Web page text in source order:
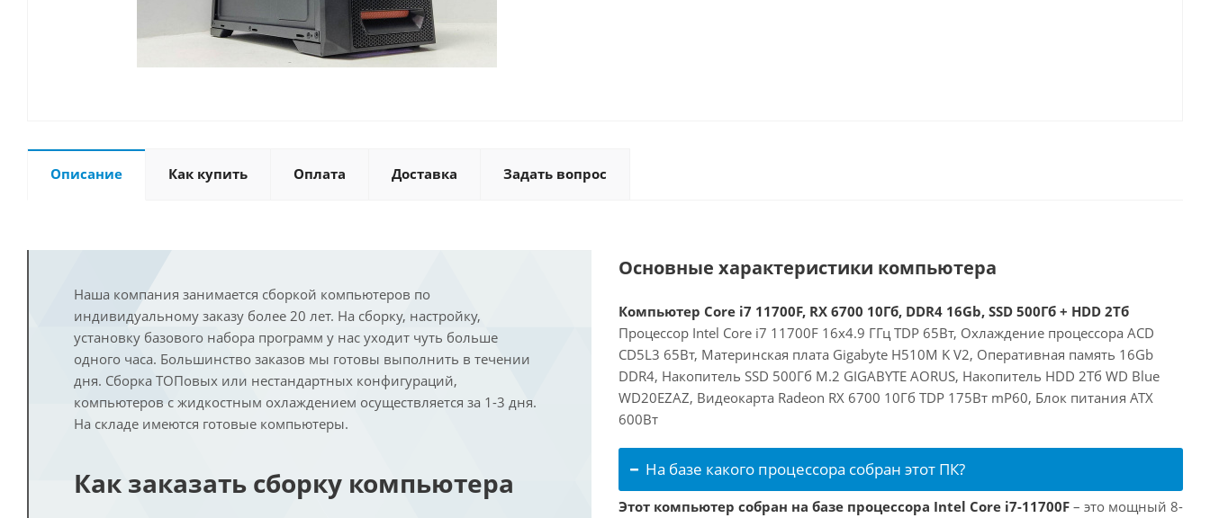
Описание Как купить Оплата Доставка Задать вопрос
Наша компания занимается сборкой компьютеров по
индивидуальному заказу более 20 лет. На сборку, настройку,
установку базового набора программ у нас уходит чуть больше
одного часа. Большинство заказов мы готовы выполнить в течении
дня. Сборка ТОПовых или нестандартных конфигураций,
компьютеров с жидкостным охлаждением осуществляется за 1-3 дня.
На складе имеются готовые компьютеры.
Как заказать сборку компьютера
Основные характеристики компьютера
Компьютер Core i7 11700F, RX 6700 10Гб, DDR4 16Gb, SSD 500Гб + HDD 2Тб
Процессор Intel Core i7 11700F 16x4.9 ГГц TDP 65Вт, Охлаждение процессора ACD
CD5L3 65Вт, Материнская плата Gigabyte H510M K V2, Оперативная память 16Gb
DDR4, Накопитель SSD 500Гб M.2 GIGABYTE AORUS, Накопитель HDD 2Тб WD Blue
WD20EZAZ, Видеокарта Radeon RX 6700 10Гб TDP 175Вт mP60, Блок питания ATX
600Вт
На базе какого процессора собран этот ПК?
Этот компьютер собран на базе процессора Intel Core i7-11700F – это мощный 8-